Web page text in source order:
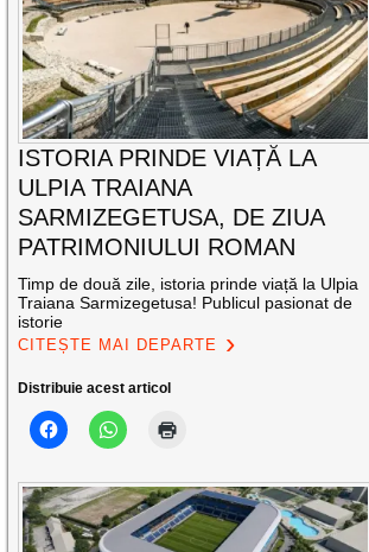
ISTORIA PRINDE VIAȚĂ LA
ULPIA TRAIANA
SARMIZEGETUSA, DE ZIUA
PATRIMONIULUI ROMAN
Timp de două zile, istoria prinde viață la Ulpia
Traiana Sarmizegetusa! Publicul pasionat de
istorie
CITEȘTE MAI DEPARTE
Distribuie acest articol